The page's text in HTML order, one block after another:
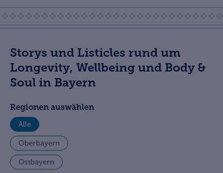
Storys und Listicles rund um
Longevity, Wellbeing und Body &
Soul in Bayern
Regionen auswählen
Alle
Oberbayern
Ostbayern